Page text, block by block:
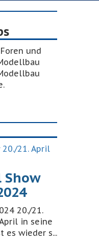
und
Show
20./21.
in seine
wieder s...